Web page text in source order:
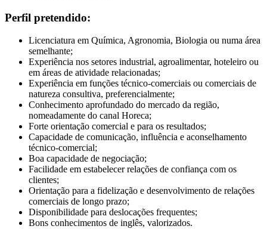
Perfil pretendido:
Licenciatura em Química, Agronomia, Biologia ou numa área
semelhante;
Experiência nos setores industrial, agroalimentar, hoteleiro ou
em áreas de atividade relacionadas;
Experiência em funções técnico-comerciais ou comerciais de
natureza consultiva, preferencialmente;
Conhecimento aprofundado do mercado da região,
nomeadamente do canal Horeca;
Forte orientação comercial e para os resultados;
Capacidade de comunicação, influência e aconselhamento
técnico-comercial;
Boa capacidade de negociação;
Facilidade em estabelecer relações de confiança com os
clientes;
Orientação para a fidelização e desenvolvimento de relações
comerciais de longo prazo;
Disponibilidade para deslocações frequentes;
Bons conhecimentos de inglês, valorizados.